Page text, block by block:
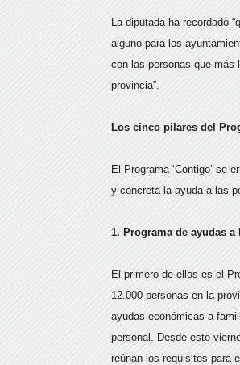
La diputada ha recordado
alguno para los
con las personas que más
provincia”.
Los cinco pilares del
El Programa ‘Contigo’ se
y concreta la ayuda a las
1. Programa de ayudas
El primero de ellos es el
12.000 personas en la
ayudas económicas a
personal. Desde este
reúnan los requisitos para